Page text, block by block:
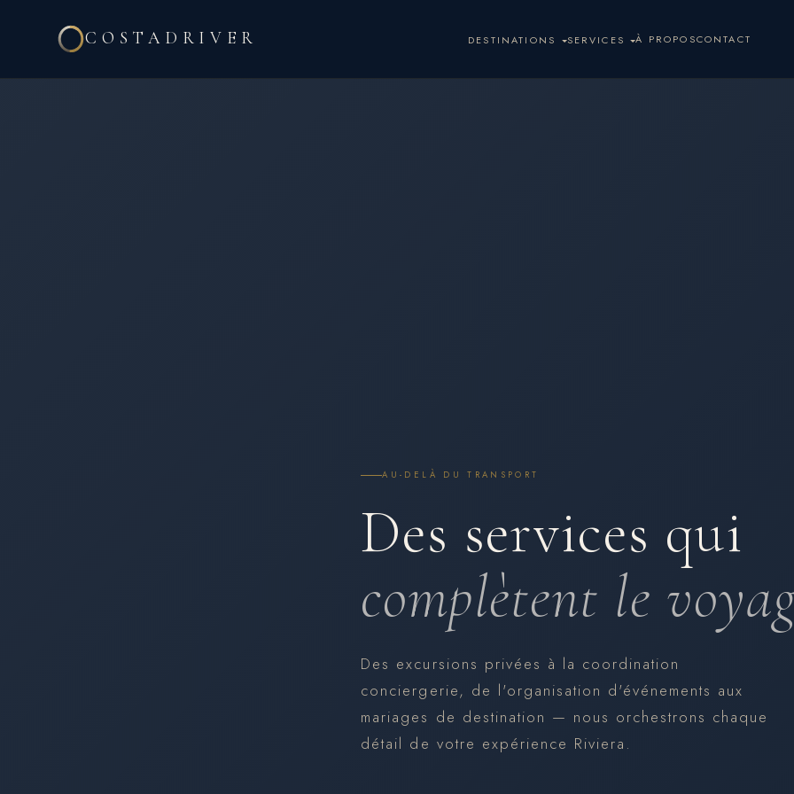
COSTADRIVER DESTINATIONS SERVICES À PROPOSCONTACT
AU-DELÀ DU TRANSPORT
Des services qui
complètent le
Des excursions privées à la coordination
conciergerie, de l'organisation d'événements aux
mariages de destination — nous orchestrons chaque
détail de votre expérience Riviera.